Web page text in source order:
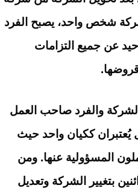
شخص واحد، يصبح الفرد
عن جميع التزامات
الشركة والفرد صاحب العمل
يُعتبران ككيان واحد حيث
المسؤولية عنها. ومن
بتغيير الشركة وتعديل